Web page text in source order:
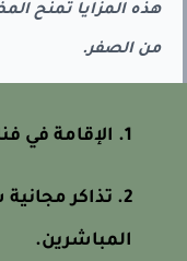
هذه المزايا تمنح
من الصفر.
الإقامة في فنادق 4 و 5 نجوم خلال الرحلات
تذاكر مجانية
المباشرين.